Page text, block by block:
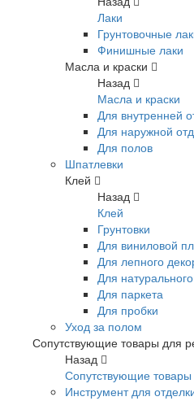
Лаки
Грунтовочные
Финишные лаки
Масла и краски
Назад
Масла и краски
Для внутренней
Для наружной
Для полов
Шпатлевки
Клей
Назад
Клей
Грунтовки
Для виниловой
Для лепного
Для
Для паркета
Для пробки
Уход за полом
Сопутствующие товары для
Назад
Сопутствующие
Инструмент для